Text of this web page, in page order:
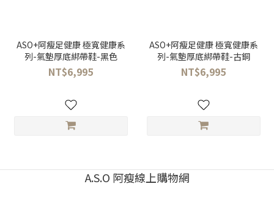
ASO+阿瘦足健康 極寬健康系
列-氣墊厚底綁帶鞋-黑色
NT$6,995
ASO+阿瘦足健康 極寬健康系
列-氣墊厚底綁帶鞋-古銅
NT$6,995
A.S.O 阿瘦線上購物網